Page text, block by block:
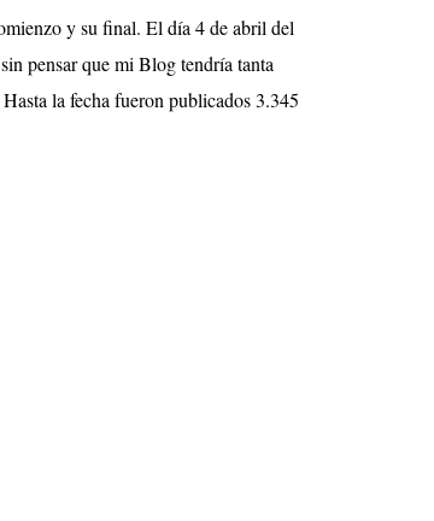
y su final. El día 4 de abril del
pensar que mi Blog tendría tanta
la fecha fueron publicados 3.345